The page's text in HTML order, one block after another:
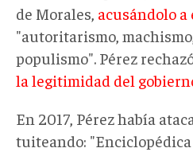
de Morales, acusándolo a
"autoritarismo,
populismo". Pérez
la legitimidad del
En 2017, Pérez había
tuiteando: